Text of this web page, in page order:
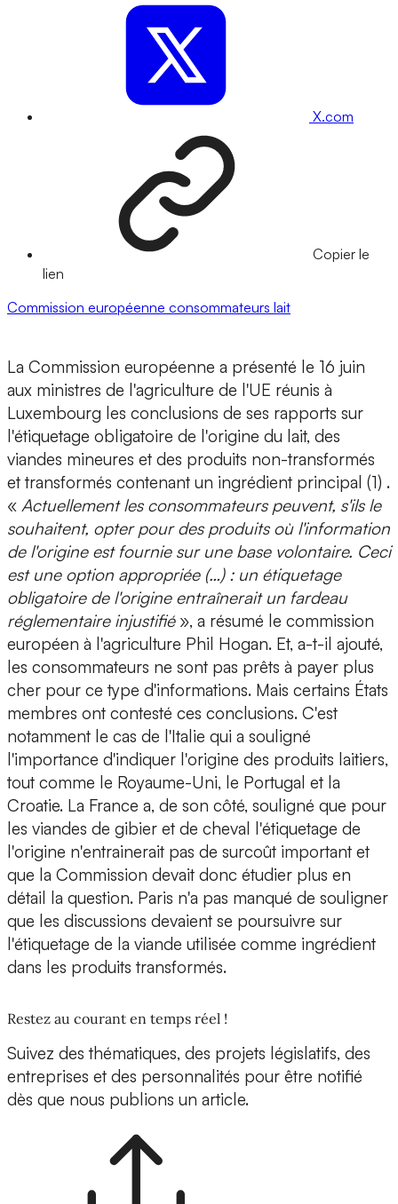
X.com
Copier le
lien
Commission européenne consommateurs lait
La Commission européenne a présenté le 16 juin
aux ministres de l'agriculture de l'UE réunis à
Luxembourg les conclusions de ses rapports sur
l'étiquetage obligatoire de l'origine du lait, des
viandes mineures et des produits non-transformés
et transformés contenant un ingrédient principal (1) .
« Actuellement les consommateurs peuvent, s'ils le
souhaitent, opter pour des produits où l'information
de l'origine est fournie sur une base volontaire. Ceci
est une option appropriée (…) : un étiquetage
obligatoire de l'origine entraînerait un fardeau
réglementaire injustifié », a résumé le commission
européen à l'agriculture Phil Hogan. Et, a-t-il ajouté,
les consommateurs ne sont pas prêts à payer plus
cher pour ce type d'informations. Mais certains États
membres ont contesté ces conclusions. C'est
notamment le cas de l'Italie qui a souligné
l'importance d'indiquer l'origine des produits laitiers,
tout comme le Royaume-Uni, le Portugal et la
Croatie. La France a, de son côté, souligné que pour
les viandes de gibier et de cheval l'étiquetage de
l'origine n'entrainerait pas de surcoût important et
que la Commission devait donc étudier plus en
détail la question. Paris n'a pas manqué de souligner
que les discussions devaient se poursuivre sur
l'étiquetage de la viande utilisée comme ingrédient
dans les produits transformés.
Restez au courant en temps réel !
Suivez des thématiques, des projets législatifs, des
entreprises et des personnalités pour être notifié
dès que nous publions un article.